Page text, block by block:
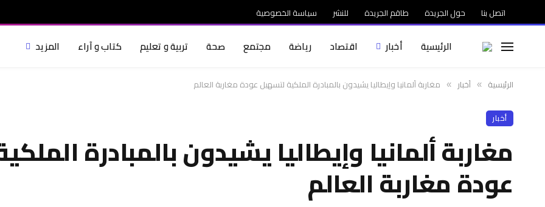
اتصل بنا حول الجريدة طاقم الجريدة للنشر سياسة الخصوصية
الرئيسية أخبار اقتصاد رياضة مجتمع صحة تربية و تعليم كتاب و آراء المزيد
الرئيسية » أخبار » مغاربة ألمانيا وإيطاليا يشيدون بالمبادرة الملكية لتسهيل عودة مغاربة العالم
أخبار
مغاربة ألمانيا وإيطاليا يشيدون بالمبادرة
عودة مغاربة العالم